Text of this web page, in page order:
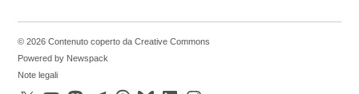
© 2026 Contenuto coperto da Creative Commons
Powered by Newspack
Note legali